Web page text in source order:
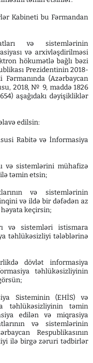
Kabineti bu Fərmandan
və sistemlərinin
və arxivləşdirilməsi
hökumətlə bağlı bəzi
Prezidentinin 2018-
(Azərbaycan
2018, № 9, maddə 1826
aşağıdakı dəyişikliklər
edilsin:
Rabitə və İnformasiya
və sistemlərini mühafizə
təmin etsin;
və sistemlərinin
və ildə bir dəfədən az
keçirsin;
və sistemləri istismara
təhlükəsizliyi tələblərinə
dövlət informasiya
təhlükəsizliyinin
Sisteminin (EHİS) və
təhlükəsizliyinin təmin
edilən və miqrasiya
və sistemlərinin
Respublikasının
ilə birgə zəruri tədbirlər